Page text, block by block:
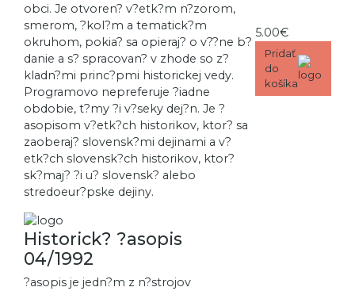
obci. Je otvoren? v?etk?m n?zorom,
smerom, ?kol?m a tematick?m
okruhom, pokia? sa opieraj? o v??ne b?
danie a s? spracovan? v zhode so z?
kladn?mi princ?pmi historickej vedy.
Programovo nepreferuje ?iadne
obdobie, t?my ?i v?seky dej?n. Je ?
asopisom v?etk?ch historikov, ktor? sa
zaoberaj? slovensk?mi dejinami a v?
etk?ch slovensk?ch historikov, ktor?
sk?maj? ?i u? slovensk? alebo
stredoeur?pske dejiny.
5.00€
Pridať
do
košíka
Historick? ?asopis
04/1992
?asopis je jedn?m z n?strojov